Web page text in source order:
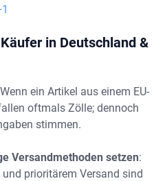
in Deutschland &
ein Artikel aus einem EU-
oftmals Zölle; dennoch
stimmen.
Versandmethoden setzen:
prioritärem Versand sind